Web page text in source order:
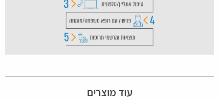
עוד מוצרים